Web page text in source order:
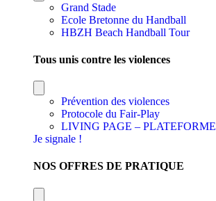
Grand Stade
Ecole Bretonne du Handball
HBZH Beach Handball Tour
Tous unis contre les violences
Prévention des violences
Protocole du Fair-Play
LIVING PAGE – PLATEFORME
Je signale !
NOS OFFRES DE PRATIQUE